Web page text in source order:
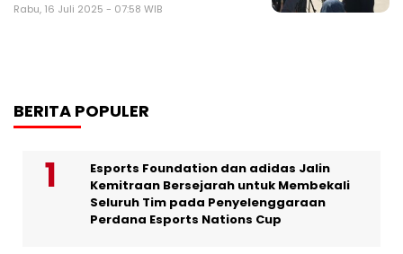
Rabu, 16 Juli 2025 - 07:58 WIB
BERITA POPULER
Esports Foundation dan adidas Jalin
Kemitraan Bersejarah untuk Membekali
Seluruh Tim pada Penyelenggaraan
Perdana Esports Nations Cup